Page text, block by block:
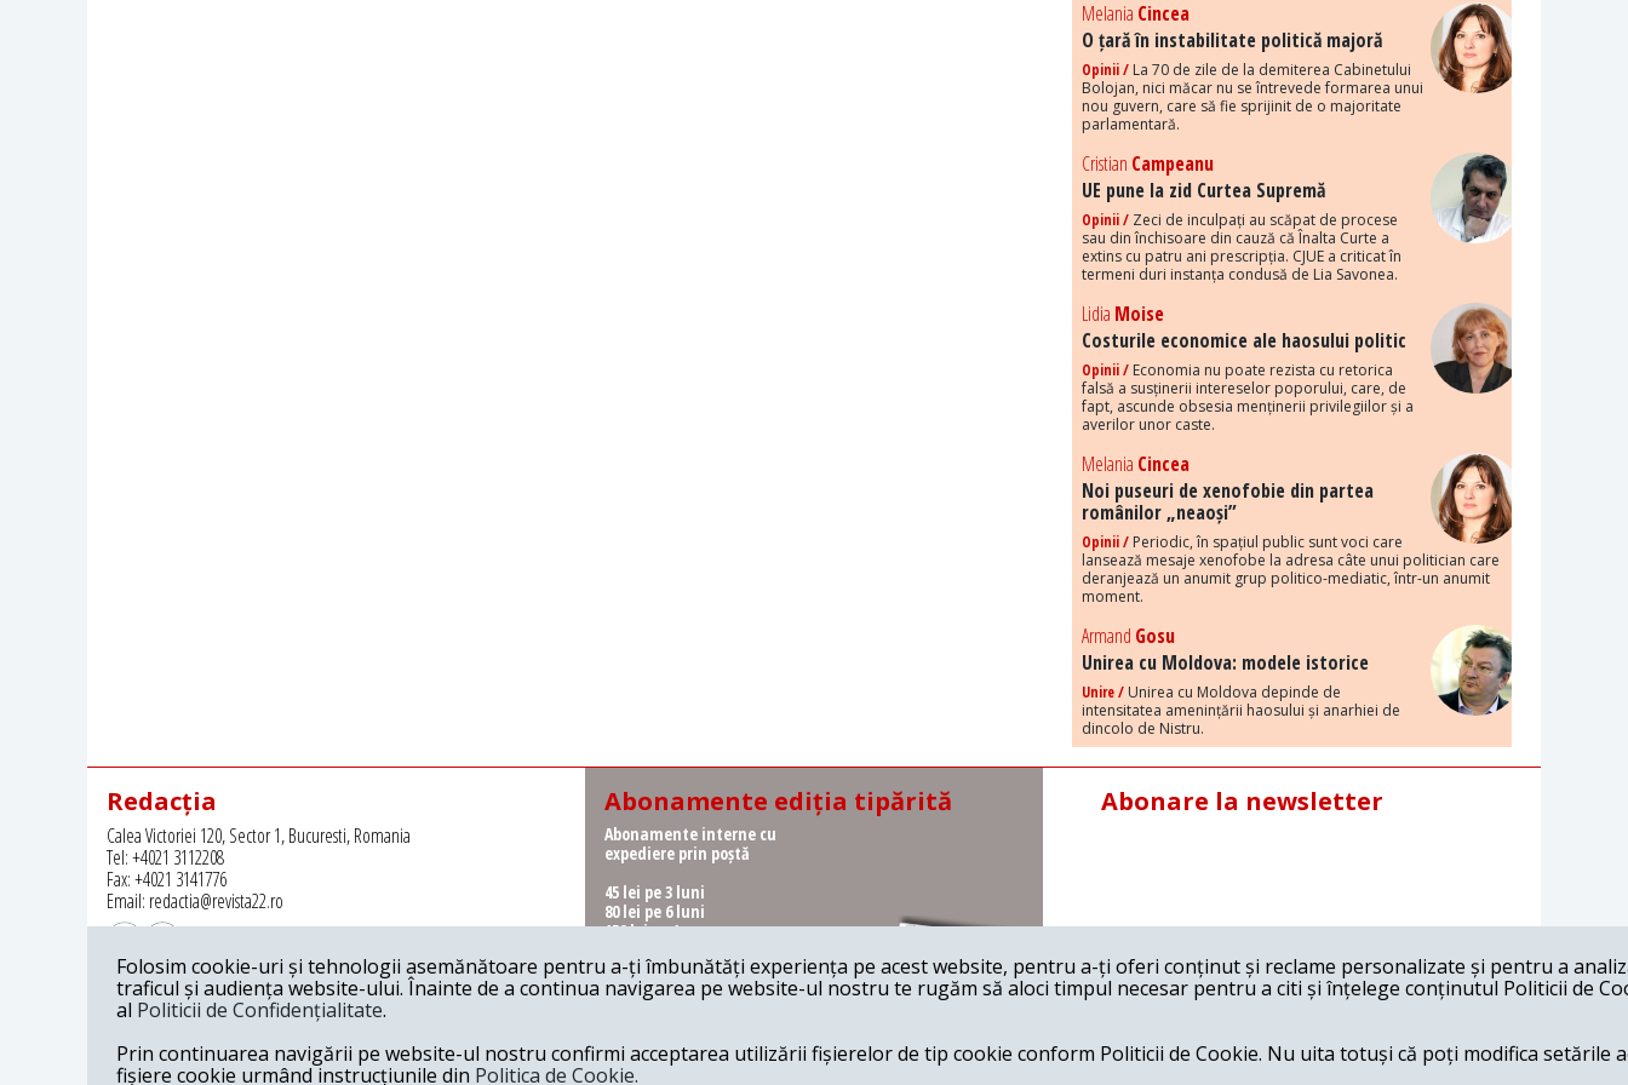
Melania Cincea
O țară în instabilitate politică majoră
Opinii / La 70 de zile de la demiterea Cabinetului
Bolojan, nici măcar nu se întrevede formarea unui
nou guvern, care să fie sprijinit de o majoritate
parlamentară.
Cristian Campeanu
UE pune la zid Curtea Supremă
Opinii / Zeci de inculpați au scăpat de procese
sau din închisoare din cauză că Înalta Curte a
extins cu patru ani prescripția. CJUE a criticat în
termeni duri instanța condusă de Lia Savonea.
Lidia Moise
Costurile economice ale haosului politic
Opinii / Economia nu poate rezista cu retorica
falsă a susținerii intereselor poporului, care, de
fapt, ascunde obsesia menținerii privilegiilor și a
averilor unor caste.
Melania Cincea
Noi puseuri de xenofobie din partea
românilor „neaoși”
Opinii / Periodic, în spațiul public sunt voci care
lansează mesaje xenofobe la adresa câte unui politician care
deranjează un anumit grup politico-mediatic, într-un anumit
moment.
Armand Gosu
Unirea cu Moldova: modele istorice
Unire / Unirea cu Moldova depinde de
intensitatea amenințării haosului și anarhiei de
dincolo de Nistru.
Redacția
Calea Victoriei 120, Sector 1, Bucuresti, Romania
Tel: +4021 3112208
Fax: +4021 3141776
Email: redactia@revista22.ro
Revista 22 este editata de
Abonamente ediția tipărită
Abonamente interne cu
expediere prin poștă
45 lei pe 3 luni
80 lei pe 6 luni
150 lei pe 1 an
Abonamente interne cu
ridicare de la redacție
62 lei pe 6 luni
115 lei pe 1 an
Abonare la newsletter
Folosim cookie-uri și tehnologii asemănătoare pentru a-ți îmbunătăți experiența pe acest website, pentru a-ți oferi conținut și reclame personalizate și pentru a
traficul și audiența website-ului. Înainte de a continua navigarea pe website-ul nostru te rugăm să aloci timpul necesar pentru a citi și înțelege conținutul Politicii de
al Politicii de Confidențialitate.
Prin continuarea navigării pe website-ul nostru confirmi acceptarea utilizării fișierelor de tip cookie conform Politicii de Cookie. Nu uita totuși că poți modifica setările
fișiere cookie urmând instrucțiunile din Politica de Cookie.